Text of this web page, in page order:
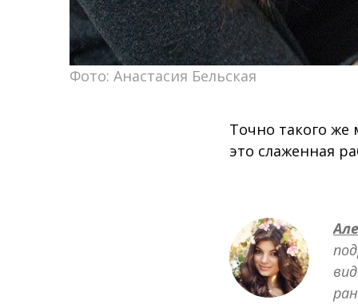
Фото: Анастасия Бельская
Точно такого же
это слаженная